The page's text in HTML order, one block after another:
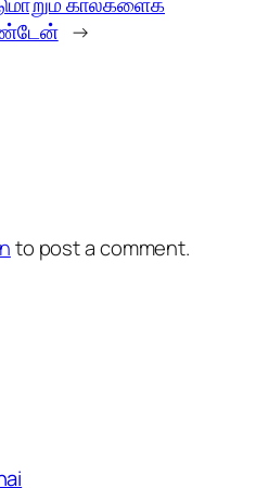
→
to post a comment.